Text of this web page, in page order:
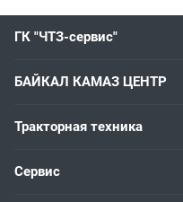
ГК "ЧТЗ-сервис"
БАЙКАЛ КАМАЗ ЦЕНТР
Тракторная техника
Сервис